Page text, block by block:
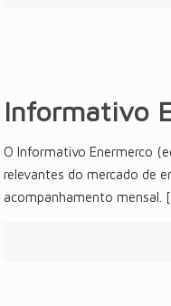
Informativo
O Informativo Enermerco
relevantes do mercado de
acompanhamento mensal.